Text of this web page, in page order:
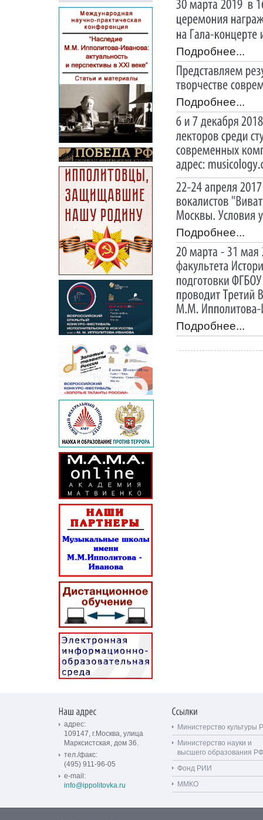
Подробнее...
Подробнее...
Подробнее...
Подробнее...
адрес:
109147, г.Москва, улица
Марксистская, дом 36.
тел./факс:
(495) 911-96-05
e-mail:
info@ippolitovka.ru
Министерство культуры
Министерство науки и
высшего образования РФ
Фонд РИИ
ММКО